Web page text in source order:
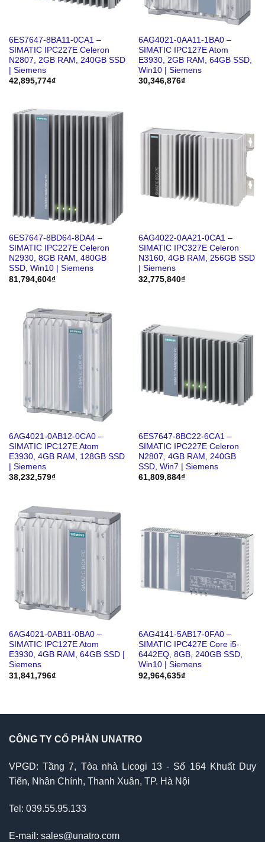
6ES7647-8BA11-0CA1 –
SIMATIC IPC227E Celeron
N2807, 2GB RAM, 240GB SSD
| Siemens
42,895,774₫
6AG4021-0AA11-1BA0 –
SIMATIC IPC127E Atom
E3930, 2GB RAM, 64GB SSD,
Win10 | Siemens
30,346,876₫
6ES7647-8BD64-8DA4 –
SIMATIC IPC227E Celeron
N2930, 8GB RAM, 480GB
SSD, Win10 | Siemens
81,794,604₫
6AG4022-0AA21-0CA1 –
SIMATIC IPC327E Celeron
N3160, 4GB RAM, 256GB SSD
| Siemens
32,775,840₫
6AG4021-0AB12-0CA0 –
SIMATIC IPC127E Atom
E3930, 4GB RAM, 128GB SSD
| Siemens
38,232,579₫
6ES7647-8BC22-6CA1 –
SIMATIC IPC227E Celeron
N2807, 4GB RAM, 240GB
SSD, Win7 | Siemens
61,809,884₫
6AG4021-0AB11-0BA0 –
SIMATIC IPC127E Atom
E3930, 4GB RAM, 64GB SSD |
Siemens
31,841,796₫
6AG4141-5AB17-0FA0 –
SIMATIC IPC427E Core i5-
6442EQ, 8GB, 240GB SSD,
Win10 | Siemens
92,964,635₫
CÔNG TY CỔ PHẦN UNATRO
VPGD: Tầng 7, Tòa nhà Licogi 13 - Số 164 Khuất Duy
Tiến, Nhân Chính, Thanh Xuân, TP. Hà Nội
Tel: 039.55.95.133
E-mail: sales@unatro.com